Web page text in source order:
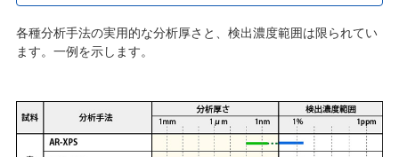
各種分析手法の実用的な分析厚さと、検出濃度範囲は限られてい
ます。一例を示します。